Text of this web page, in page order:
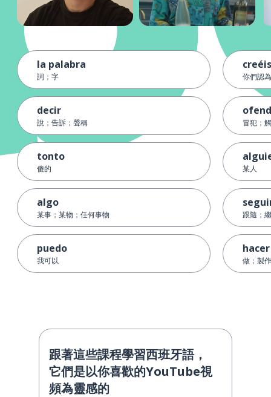
la palabra
詞；字
decir
說；告訴；聲稱
tonto
傻的
algo
某事；某物；任何事物
puedo
我可以
creéis
你們認為
冒犯；
某人
跟隨；
hacer
做；製作
跟著這些課程學習西班牙語，
它們是以你喜歡的YouTube視
頻為靈感的